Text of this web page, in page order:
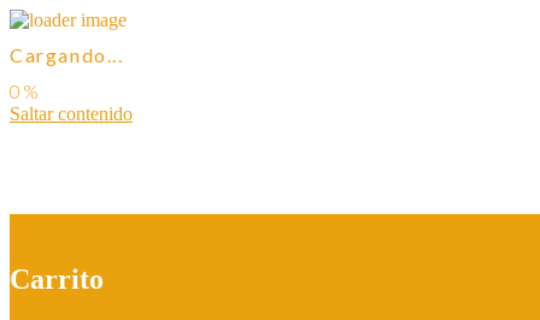
Cargando...
Saltar contenido
Carrito